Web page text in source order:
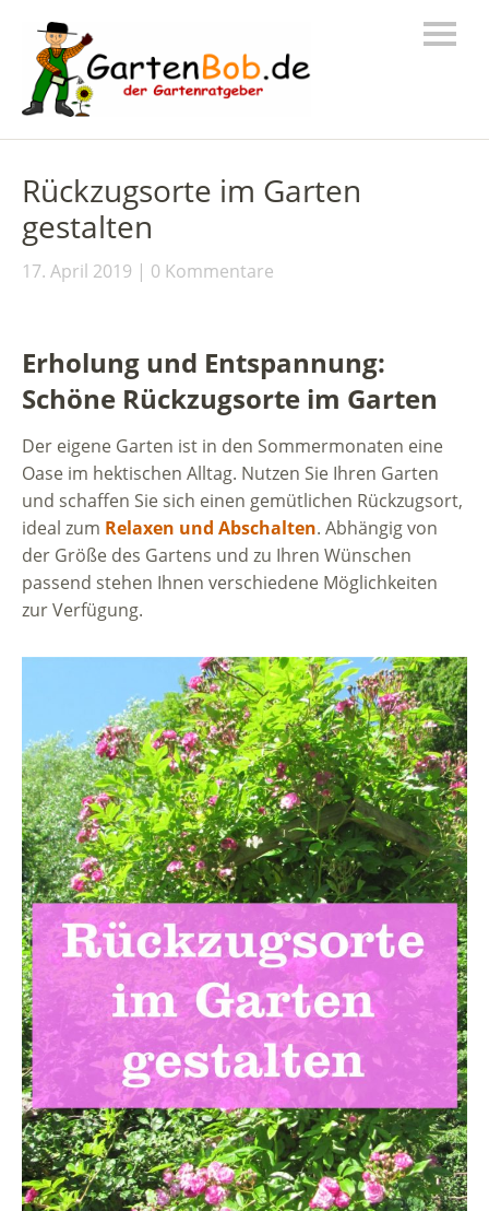
Rückzugsorte im Garten
gestalten
17. April 2019 0 Kommentare
Erholung und Entspannung:
Schöne Rückzugsorte im Garten
Der eigene Garten ist in den Sommermonaten eine
Oase im hektischen Alltag. Nutzen Sie Ihren Garten
und schaffen Sie sich einen gemütlichen Rückzugsort,
ideal zum Relaxen und Abschalten. Abhängig von
der Größe des Gartens und zu Ihren Wünschen
passend stehen Ihnen verschiedene Möglichkeiten
zur Verfügung.